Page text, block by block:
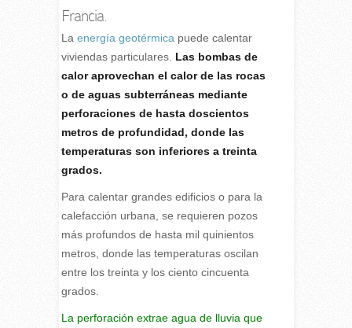
Francia.
L a energía geotérmica puede calentar
viviendas particulares. Las bombas de
calor aprovechan el calor de las rocas
o de aguas subterráneas mediante
perforaciones de hasta doscientos
metros de profundidad, donde las
temperaturas son inferiores a treinta
grados.
Para calentar grandes edificios o para la
calefacción urbana, se requieren pozos
más profundos de hasta mil quinientos
metros, donde las temperaturas oscilan
entre los treinta y los ciento cincuenta
grados.
La perforación extrae agua de lluvia que